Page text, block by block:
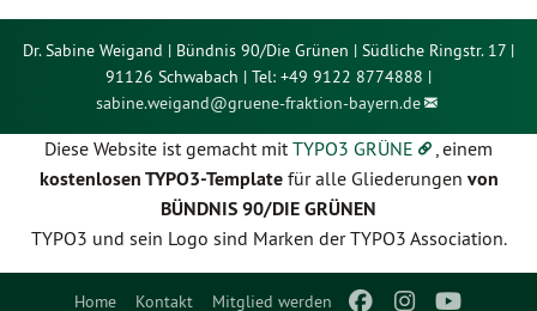
Home Kontakt Mitglied werden
Dr. Sabine Weigand | Bündnis 90/Die Grünen | Südliche Ringstr. 17 |
91126 Schwabach | Tel: +49 9122 8774888 |
sabine.weigand@gruene-fraktion-bayern.de
Diese Website ist gemacht mitTYPO3 GRÜNE , einem
kostenlosen TYPO3-Templatefür alle Gliederungen von
BÜNDNIS 90/DIE GRÜNEN
TYPO3 und sein Logo sind Marken der TYPO3 Association.